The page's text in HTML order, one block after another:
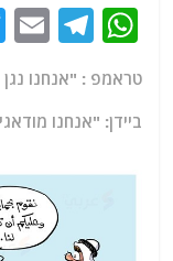
W
at
s
A
p
T
e
g
ra
m
l
טראמפ : "אנחנו
ביידן: "אנחנו